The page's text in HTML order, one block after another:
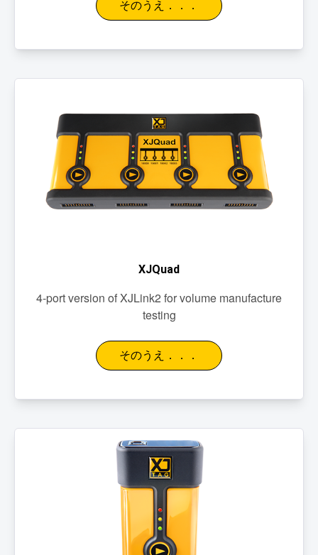
そのうえ．．．
XJQuad
4-port version of XJLink2 for volume manufacture
testing
そのうえ．．．